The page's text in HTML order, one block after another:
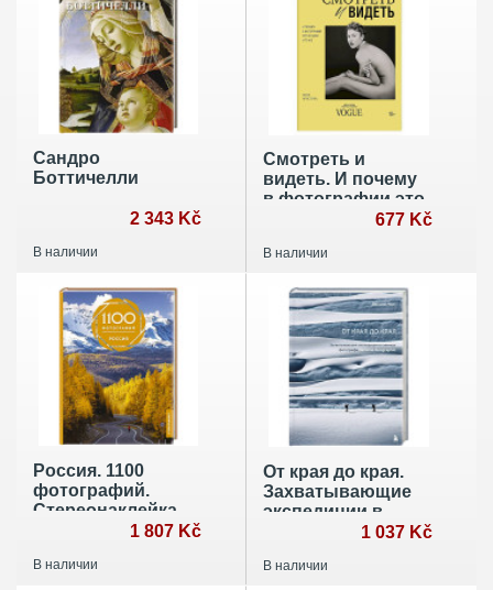
Сандро
Боттичелли
2 343 Kč
В наличии
Смотреть и
видеть. И почему
в фотографии это
не одно и то же677 Kč
В наличии
Россия. 1100
фотографий.
Стереонаклейка
1 807 Kč
В наличии
От края до края.
Захватывающие
экспедиции в
National
1 037 Kč
В наличии